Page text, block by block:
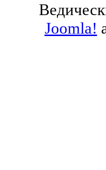
Joomla!